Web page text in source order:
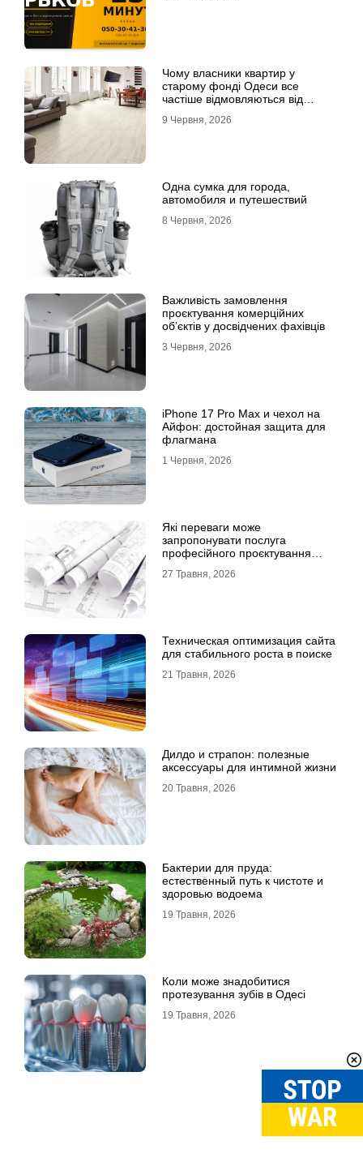
Чому власники квартир у
старому фонді Одеси все
частіше відмовляються від
9 Червня, 2026
Одна сумка для города,
автомобиля и путешествий
8 Червня, 2026
Важливість замовлення
проєктування комерційних
об’єктів у досвідчених фахівців
3 Червня, 2026
iPhone 17 Pro Max и чехол на
Айфон: достойная защита для
флагмана
1 Червня, 2026
Які переваги може
запропонувати послуга
професійного проєктування
27 Травня, 2026
Техническая оптимизация сайта
для стабильного роста в поиске
21 Травня, 2026
Дилдо и страпон: полезные
аксессуары для интимной жизни
20 Травня, 2026
Бактерии для пруда:
естественный путь к чистоте и
здоровью водоема
19 Травня, 2026
Коли може знадобитися
протезування зубів в Одесі
19 Травня, 2026